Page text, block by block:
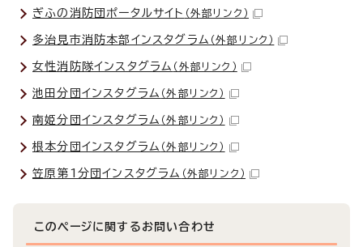
ぎふの消防団ポータルサイト （外部リンク）
多治見市消防本部インスタグラム （外部リンク）
女性消防隊インスタグラム （外部リンク）
池田分団インスタグラム （外部リンク）
南姫分団インスタグラム （外部リンク）
根本分団インスタグラム （外部リンク）
笠原第1分団インスタグラム （外部リンク）
このページに関する お問い合わせ